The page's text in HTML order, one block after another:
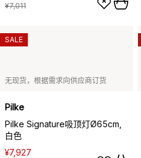
¥7,011
无现货，根据需求向供应商订货
Pilke
Pilke Signature吸顶灯Ø65cm,
白色
¥7,927
SALE